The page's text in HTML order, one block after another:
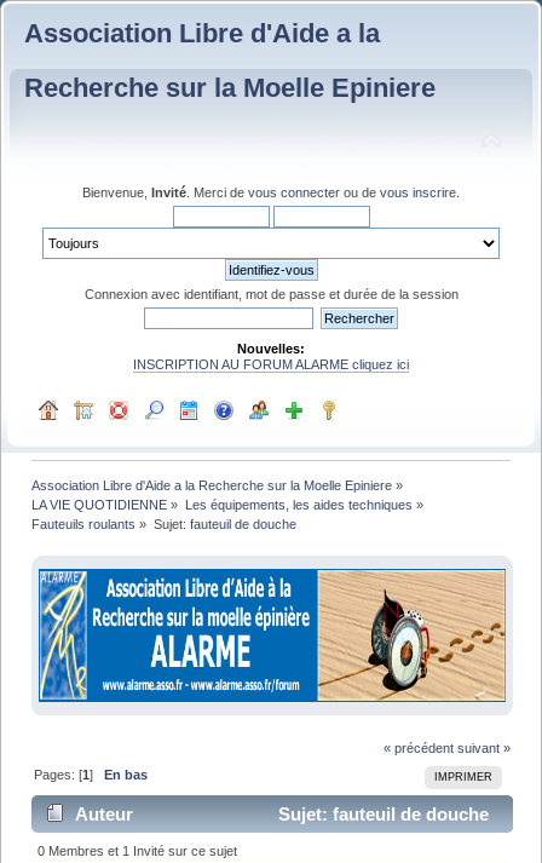
Association Libre d'Aide a la
Recherche sur la Moelle Epiniere
Bienvenue, Invité . Merci de vous connecter ou de vous inscrire
Connexion avec identifiant, mot de passe et durée de la session
Nouvelles:
INSCRIPTION AU FORUM ALARME cliquez ici
Association Libre d'Aide a la Recherche sur la Moelle Epiniere »
LA VIE QUOTIDIENNE » Les équipements, les aides techniques »
Fauteuils roulants » Sujet: fauteuil de douche
« précédent suivant »
IMPRIMER
Pages: [1] En bas
Auteur
Sujet: fauteuil de douche
(Lu 9279 fois)
0 Membres et 1 Invité sur ce sujet